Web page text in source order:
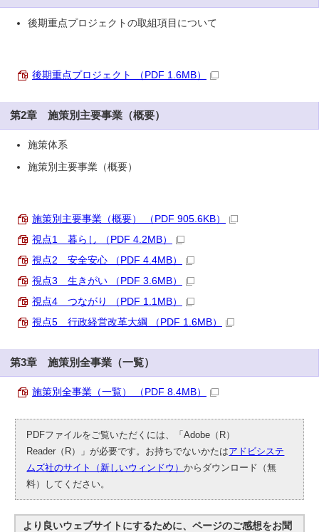
後期重点プロジェクトの取組項目について
後期重点プロジェクト （PDF 1.6MB）
第2章 施策別主要事業（概要）
施策体系
施策別主要事業（概要）
施策別主要事業（概要） （PDF 905.6KB）
視点1 暮らし （PDF 4.2MB）
視点2 安全安心 （PDF 4.4MB）
視点3 生きがい （PDF 3.6MB）
視点4 つながり （PDF 1.1MB）
視点5 行政経営改革大綱 （PDF 1.6MB）
第3章 施策別全事業（一覧）
施策別全事業（一覧） （PDF 8.4MB）
PDFファイルをご覧いただくには、「Adobe（R）
Reader（R）」が必要です。お持ちでないかたはアドビシステ
ムズ社のサイト（新しいウィンドウ）からダウンロード（無
料）してください。
より良いウェブサイトにするために、ページのご感想をお聞